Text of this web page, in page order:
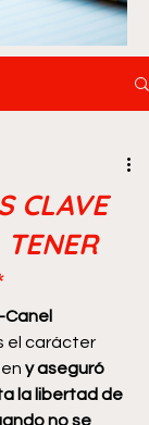
CLAVE
Canel
el carácter
y aseguró
la libertad de
no se